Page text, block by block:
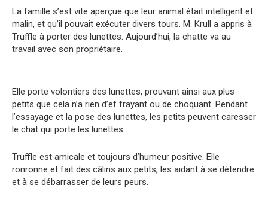
La famille s’est vite aperçue que leur animal était intelligent et
malin, et qu’il pouvait exécuter divers tours. M. Krull a appris à
Truffle à porter des lunettes. Aujourd’hui, la chatte va au
travail avec son propriétaire.
Elle porte volontiers des lunettes, prouvant ainsi aux plus
petits que cela n’a rien d’ef frayant ou de choquant. Pendant
l’essayage et la pose des lunettes, les petits peuvent caresser
le chat qui porte les lunettes.
Truffle est amicale et toujours d’humeur positive. Elle
ronronne et fait des câlins aux petits, les aidant à se détendre
et à se débarrasser de leurs peurs.